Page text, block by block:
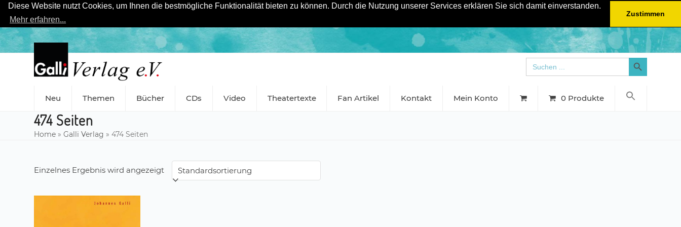
Diese Website nutzt Cookies, um Ihnen die bestmögliche Funktionalität bieten zu können. Durch die Nutzung unserer Services erklären Sie sich damit einverstanden.
Mehr erfahren...
Zustimmen
Skip
content
Search
for:
Search Button
Neu Themen Bücher CDs Video Theatertexte Fan Artikel Kontakt Mein Konto 0 Produkte
474 Seiten
Home »Galli Verlag »474 Seiten
Einzelnes Ergebnis wird angezeigt